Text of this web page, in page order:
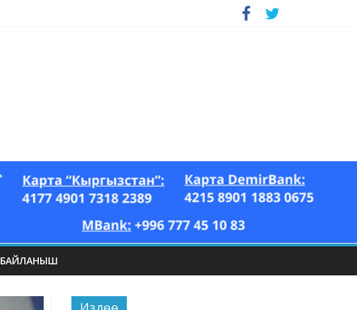
БАЙЛАНЫШ